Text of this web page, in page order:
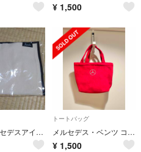
¥ 1,500
未開封メルセデスアイボリーのキャンバス製トートバッグ
トートバッグ
メルセデス・ベンツ コーデュロイ トートバッグ
¥ 1,500